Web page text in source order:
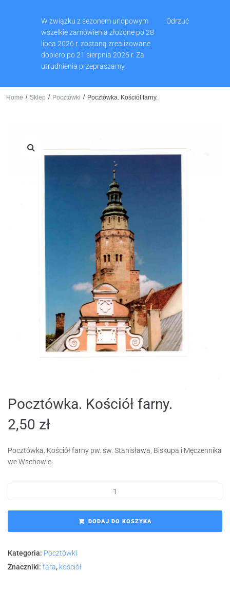
W związku z sezonem urlopowym
wszelkie zamówienia złożone po 28
lipca 2026 r. zostaną zrealizowane
dopiero po 21 sierpnia 2026 r. Za
utrudnienia przepraszamy.
Odrzuć
65 540 74 61
Home / Sklep / Pocztówki / Pocztówka. Kościół farny.
Pocztówka. Kościół farny.
2,50 zł
Pocztówka. Kościół farny pw. św. Stanisława, Biskupa i Męczennika
we Wschowie.
DODAJ DO KOSZYKA
Kategoria: Pocztówki
Znaczniki: fara, kościół